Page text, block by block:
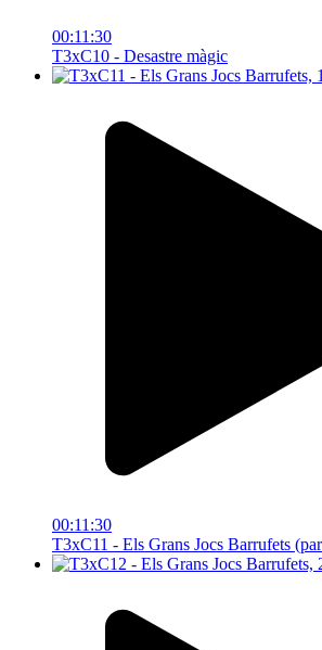
00:11:30
T3xC10 - Desastre màgic
00:11:30
T3xC11 - Els Grans Jocs Barrufets